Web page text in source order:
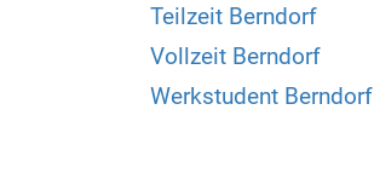
Teilzeit Berndorf
Vollzeit Berndorf
Werkstudent Berndorf